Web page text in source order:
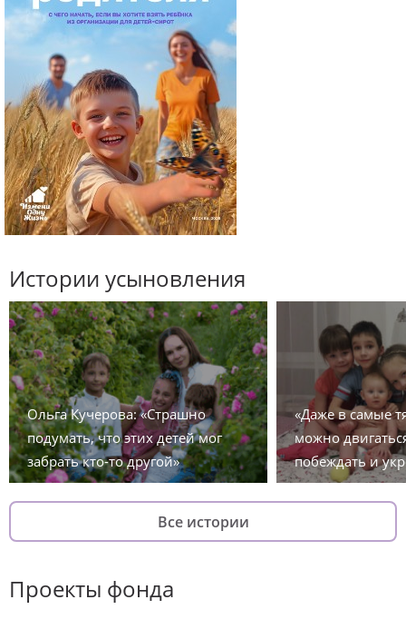
Истории усыновления
Ольга Кучерова: «Страшно
подумать, что этих детей мог
забрать кто-то другой»
«Даже в самые
можно
побеждать и
Все истории
Проекты фонда